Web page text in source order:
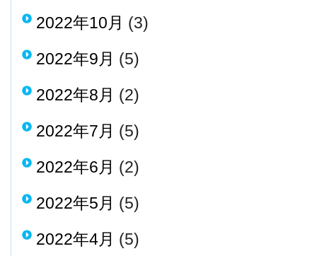
2022年10月 (3)
2022年9月 (5)
2022年8月 (2)
2022年7月 (5)
2022年6月 (2)
2022年5月 (5)
2022年4月 (5)